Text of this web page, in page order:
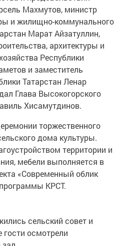
Махмутов, министр
и жилищно-коммунального
Марат Айзатуллин,
архитектуры и
Республики
и заместитель
Татарстан Ленар
Глава Высокогорского
Хисамутдинов.
торжественного
дома культуры.
территории и
мебели выполняется в
«Современный облик
КРСТ.
сельский совет и
гости осмотрели